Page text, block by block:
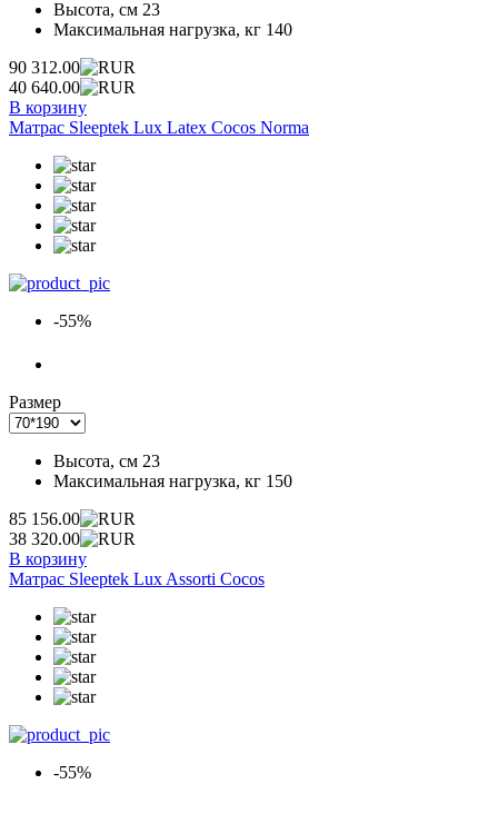
Высота, см 23
Максимальная нагрузка, кг 140
90 312.00
40 640.00
В корзину
Матрас Sleeptek Lux Latex Cocos Norma
-55%
Размер
Высота, см 23
Максимальная нагрузка, кг 150
85 156.00
38 320.00
В корзину
Матрас Sleeptek Lux Assorti Cocos
-55%